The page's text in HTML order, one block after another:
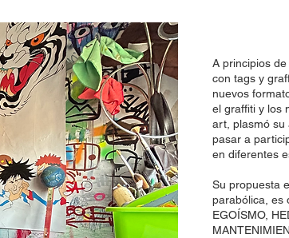
A principios
con tags y
nuevos
el graffiti y los
art, plasmó su
pasar a
en diferentes
Su propuesta
parabólica, es
EGOÍSMO,